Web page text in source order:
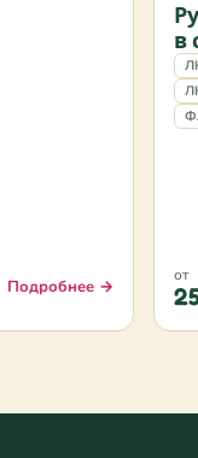
Подробнее →
в
от